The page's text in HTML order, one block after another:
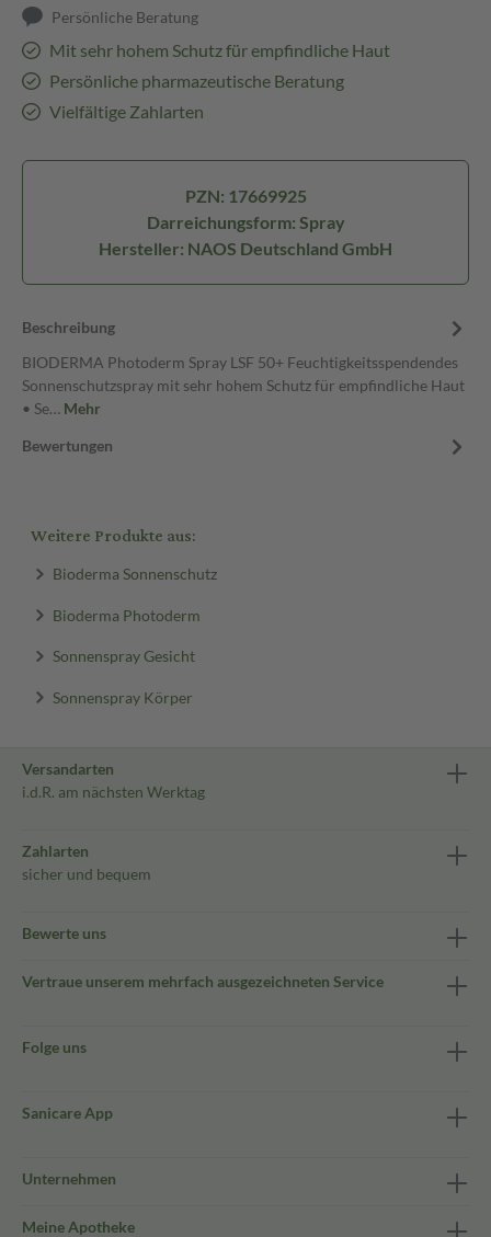
Persönliche Beratung
Mit sehr hohem Schutz für empfindliche Haut
Persönliche pharmazeutische Beratung
Vielfältige Zahlarten
PZN: 17669925
Darreichungsform: Spray
Hersteller: NAOS Deutschland GmbH
Beschreibung
BIODERMA Photoderm Spray LSF 50+ Feuchtigkeitsspendendes
Sonnenschutzspray mit sehr hohem Schutz für empfindliche Haut
• Se… Mehr
Bewertungen
Weitere Produkte aus:
Bioderma Sonnenschutz
Bioderma Photoderm
Sonnenspray Gesicht
Sonnenspray Körper
Versandarten
i.d.R. am nächsten Werktag
Zahlarten
sicher und bequem
Bewerte uns
Vertraue unserem mehrfach ausgezeichneten Service
Folge uns
Sanicare App
Unternehmen
Meine Apotheke